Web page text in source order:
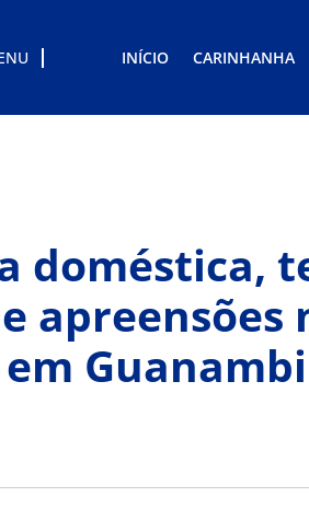
INÍCIO CARINHANHA
doméstica,
apreensões